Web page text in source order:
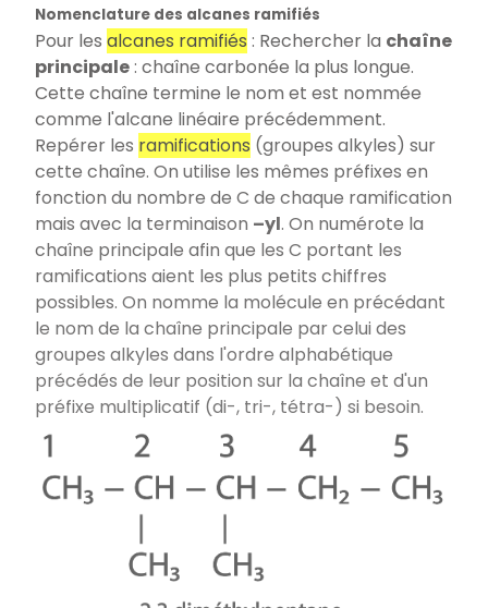
Nomenclature des alcanes ramifiés
Pour les alcanes ramifiés : Rechercher la chaîne
principale: chaîne carbonée la plus longue.
Cette chaîne termine le nom et est nommée
comme l'alcane linéaire précédemment.
Repérer les ramifications (groupes alkyles) sur
cette chaîne. On utilise les mêmes préfixes en
fonction du nombre de C de chaque ramification
mais avec la terminaison –yl. On numérote la
chaîne principale afin que les C portant les
ramifications aient les plus petits chiffres
possibles. On nomme la molécule en précédant
le nom de la chaîne principale par celui des
groupes alkyles dans l'ordre alphabétique
précédés de leur position sur la chaîne et d'un
préfixe multiplicatif (di-, tri-, tétra-) si besoin.